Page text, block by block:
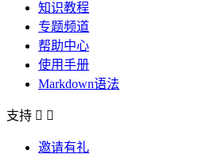
知识教程
专题频道
帮助中心
使用手册
Markdown语法
支持  
邀请有礼